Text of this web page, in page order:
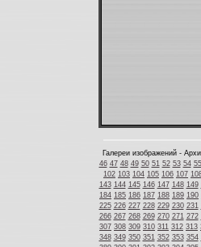
Галереи изображений -
46 47 48 49 50 51 52 53 54 55
102 103 104 105 106 107
143 144 145 146 147 148 149
184 185 186 187 188 189 190
225 226 227 228 229 230 231
266 267 268 269 270 271 272
307 308 309 310 311 312 313
348 349 350 351 352 353 354